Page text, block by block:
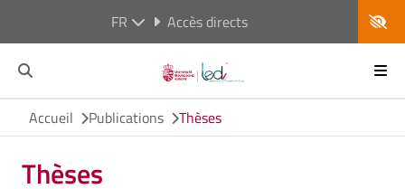
FR Accès directs
Accueil Publications Thèses
Thèses